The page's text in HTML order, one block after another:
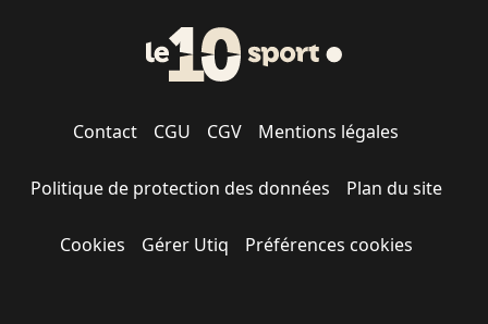
Contact CGU CGV Mentions légales
Politique de protection des données Plan du site
Cookies Gérer Utiq Préférences cookies